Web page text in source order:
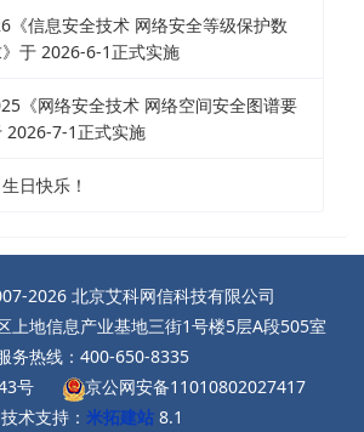
《信息安全技术 网络安全等级保护数
于 2026-6-1正式实施
《网络安全技术 网络空间安全图谱要
2026-7-1正式实施
日快乐！
2026 北京艾科网信科技有限公司
上地信息产业基地三街1号楼5层A段505室
务热线：400-650-8335
号
京公网安备11010802027417
技术支持： 米拓建站 8.1